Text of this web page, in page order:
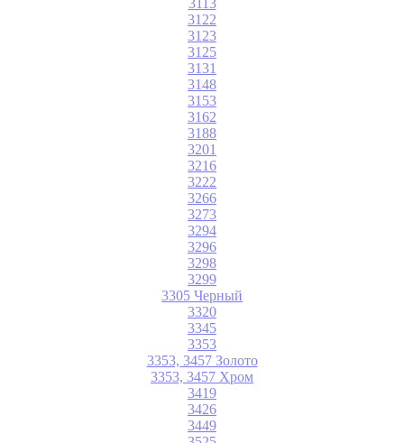
3122
3123
3125
3131
3148
3153
3162
3188
3201
3216
3222
3266
3273
3294
3296
3298
3299
3305 Черный
3320
3345
3353
3353, 3457 Золото
3353, 3457 Хром
3419
3426
3449